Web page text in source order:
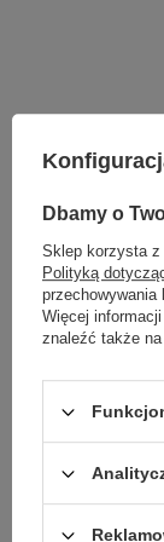
Dbamy o
Sklep korzysta z
Polityką
przechowywania
Więcej
znaleźć także